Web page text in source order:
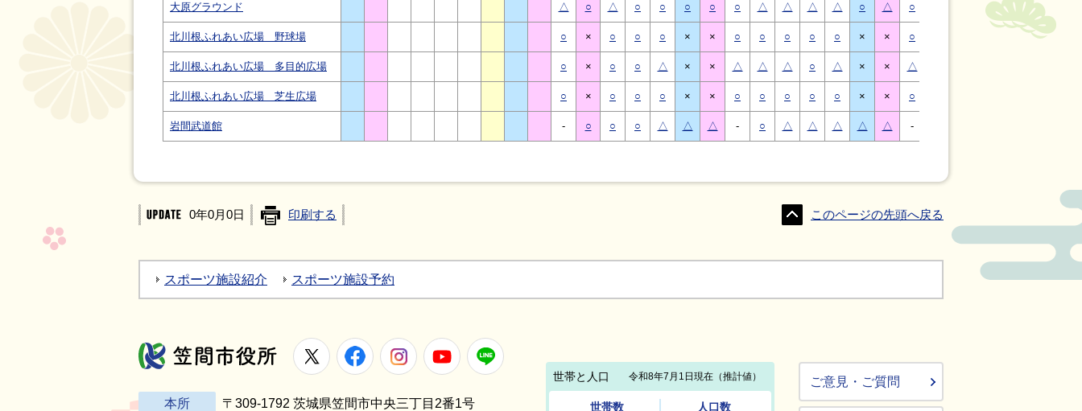
大原グラウンド △ ○ △ ○ ○ ○ ○ ○ △ △ △ △ ○ △ ○ △ △ ○
北川根ふれあい広場 野球場 ○ × ○ ○ ○ × × ○ ○ ○ ○ ○ × × ○ ×
北川根ふれあい広場 多目的広場 ○ × ○ ○ △ × × △ △ △ ○ △ × × △
北川根ふれあい広場 芝生広場 ○ × ○ ○ ○ × × ○ ○ ○ ○ ○ × × ○
岩間武道館 - ○ ○ ○ △ △ △ - ○ △ △ △ △ △ -
0年0月0日 印刷する このページの先頭へ戻る
スポーツ施設紹介 スポーツ施設予約
笠間市役所
X FacebookInstagramYoutube
本所 〒309-1792 茨城県笠間市中央三丁目2番1号
ご意見・ご質問